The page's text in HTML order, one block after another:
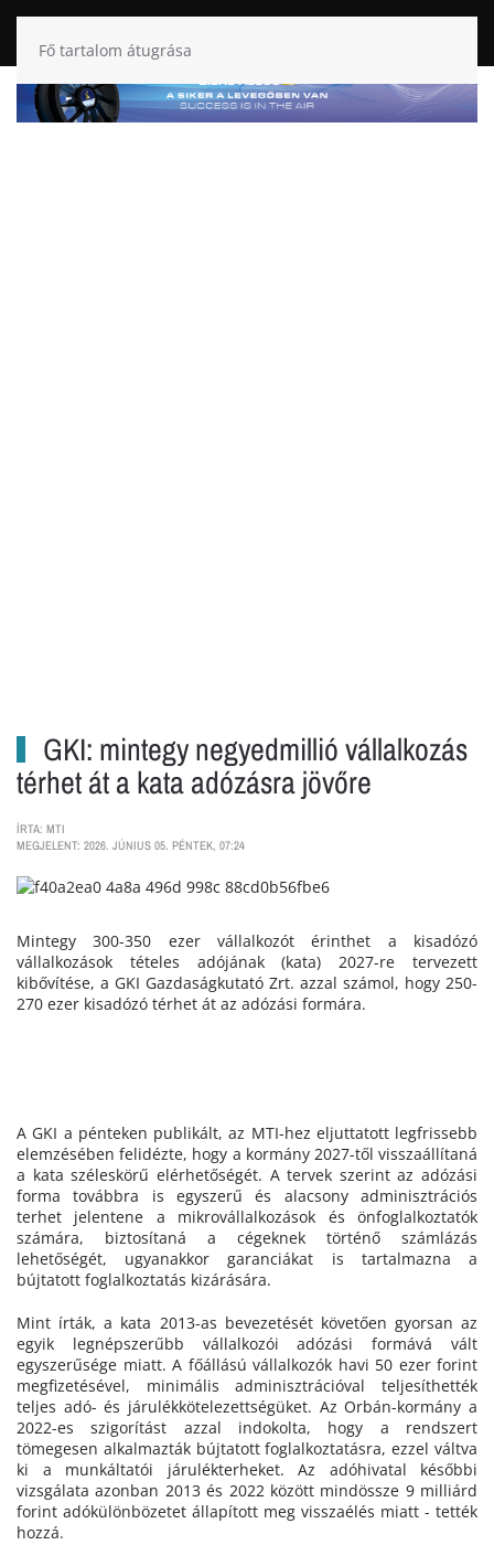
Fő tartalom átugrása
GKI: mintegy negyedmillió vállalkozás
térhet át a kata adózásra jövőre
ÍRTA: MTI
MEGJELENT: 2026. JÚNIUS 05. PÉNTEK, 07:24
Mintegy 300-350 ezer vállalkozót érinthet a kisadózó
vállalkozások tételes adójának (kata) 2027-re tervezett
kibővítése, a GKI Gazdaságkutató Zrt. azzal számol, hogy 250-
270 ezer kisadózó térhet át az adózási formára.
A GKI a pénteken publikált, az MTI-hez eljuttatott legfrissebb
elemzésében felidézte, hogy a kormány 2027-től visszaállítaná
a kata széleskörű elérhetőségét. A tervek szerint az adózási
forma továbbra is egyszerű és alacsony adminisztrációs
terhet jelentene a mikrovállalkozások és önfoglalkoztatók
számára, biztosítaná a cégeknek történő számlázás
lehetőségét, ugyanakkor garanciákat is tartalmazna a
bújtatott foglalkoztatás kizárására.
Mint írták, a kata 2013-as bevezetését követően gyorsan az
egyik legnépszerűbb vállalkozói adózási formává vált
egyszerűsége miatt. A főállású vállalkozók havi 50 ezer forint
megfizetésével, minimális adminisztrációval teljesíthették
teljes adó- és járulékkötelezettségüket. Az Orbán-kormány a
2022-es szigorítást azzal indokolta, hogy a rendszert
tömegesen alkalmazták bújtatott foglalkoztatásra, ezzel váltva
ki a munkáltatói járulékterheket. Az adóhivatal későbbi
vizsgálata azonban 2013 és 2022 között mindössze 9 milliárd
forint adókülönbözetet állapított meg visszaélés miatt - tették
hozzá.